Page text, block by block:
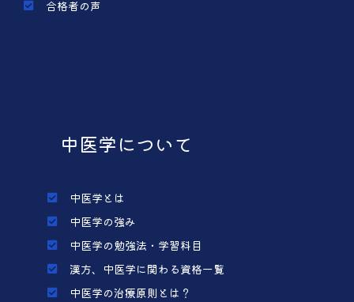
合格者の声
中医学について
中医学とは
中医学の強み
中医学の勉強法・学習科目
漢方、中医学に関わる資格一覧
中医学の治療原則とは？